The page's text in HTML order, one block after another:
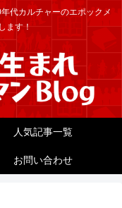
代カルチャーのエポックメ
ます！
人気記事一覧
お問い合わせ